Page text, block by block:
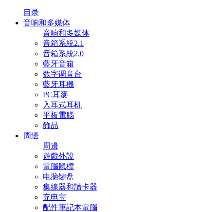
目录
音响和多媒体
音响和多媒体
音箱系統2.1
音箱系統2.0
藍牙音箱
数字调音台
藍牙耳機
PC耳麥
入耳式耳机
平板電腦
飾品
周邊
周邊
遊戲外設
電腦鼠標
电脑键盘
集線器和讀卡器
充电宝
配件筆記本電腦